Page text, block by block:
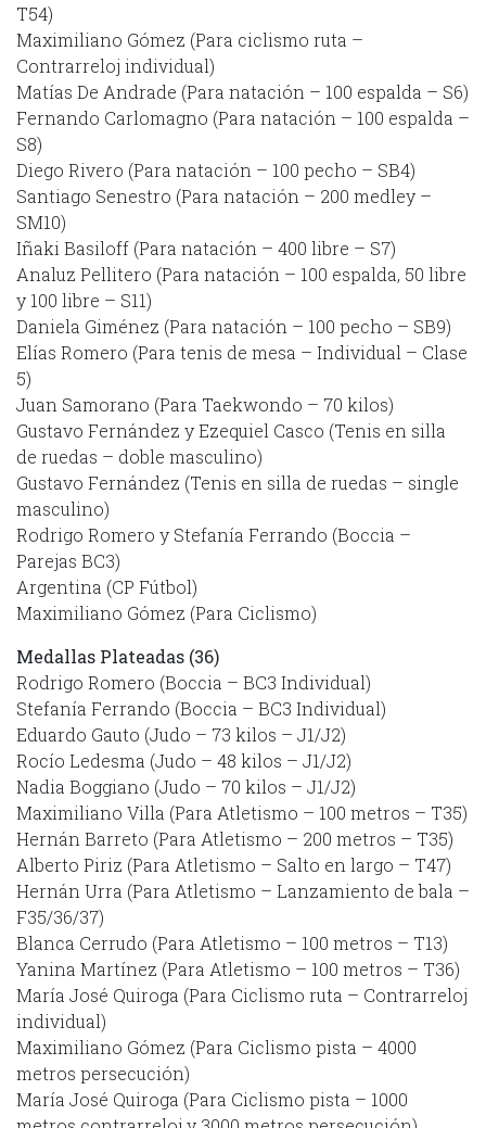
T54)
Maximiliano Gómez (Para ciclismo ruta –
Contrarreloj individual)
Matías De Andrade (Para natación – 100 espalda – S6)
Fernando Carlomagno (Para natación – 100 espalda –
S8)
Diego Rivero (Para natación – 100 pecho – SB4)
Santiago Senestro (Para natación – 200 medley –
SM10)
Iñaki Basiloff (Para natación – 400 libre – S7)
Analuz Pellitero (Para natación – 100 espalda, 50 libre
y 100 libre – S11)
Daniela Giménez (Para natación – 100 pecho – SB9)
Elías Romero (Para tenis de mesa – Individual – Clase
5)
Juan Samorano (Para Taekwondo – 70 kilos)
Gustavo Fernández y Ezequiel Casco (Tenis en silla
de ruedas – doble masculino)
Gustavo Fernández (Tenis en silla de ruedas – single
masculino)
Rodrigo Romero y Stefanía Ferrando (Boccia –
Parejas BC3)
Argentina (CP Fútbol)
Maximiliano Gómez (Para Ciclismo)
Medallas Plateadas (36)
Rodrigo Romero (Boccia – BC3 Individual)
Stefanía Ferrando (Boccia – BC3 Individual)
Eduardo Gauto (Judo – 73 kilos – J1/J2)
Rocío Ledesma (Judo – 48 kilos – J1/J2)
Nadia Boggiano (Judo – 70 kilos – J1/J2)
Maximiliano Villa (Para Atletismo – 100 metros – T35)
Hernán Barreto (Para Atletismo – 200 metros – T35)
Alberto Piriz (Para Atletismo – Salto en largo – T47)
Hernán Urra (Para Atletismo – Lanzamiento de bala –
F35/36/37)
Blanca Cerrudo (Para Atletismo – 100 metros – T13)
Yanina Martínez (Para Atletismo – 100 metros – T36)
María José Quiroga (Para Ciclismo ruta – Contrarreloj
individual)
Maximiliano Gómez (Para Ciclismo pista – 4000
metros persecución)
María José Quiroga (Para Ciclismo pista – 1000